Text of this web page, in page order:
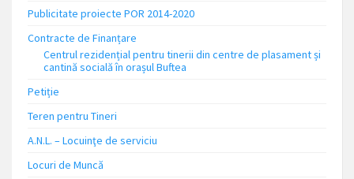
Publicitate proiecte POR 2014-2020
Contracte de Finanțare
Centrul rezidențial pentru tinerii din centre de plasament și
cantină socială în orașul Buftea
Petiție
Teren pentru Tineri
A.N.L. – Locuinţe de serviciu
Locuri de Muncă